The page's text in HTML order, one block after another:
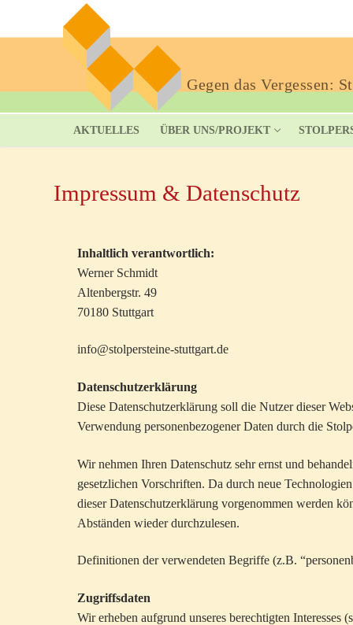
Gegen das Vergessen:
AKTUELLES ÜBER UNS/PROJEKT
Impressum & Datenschutz
Inhaltlich verantwortlich:
Werner Schmidt
Altenbergstr. 49
70180 Stuttgart
info@stolpersteine-stuttgart.de
Datenschutzerklärung
Diese Datenschutzerklärung soll die Nutzer dieser
Verwendung personenbezogener Daten durch die
Wir nehmen Ihren Datenschutz sehr ernst und
gesetzlichen Vorschriften. Da durch neue
dieser Datenschutzerklärung vorgenommen werden
Abständen wieder durchzulesen.
Definitionen der verwendeten Begriffe (z.B.
Zugriffsdaten
Wir erheben aufgrund unseres berechtigten